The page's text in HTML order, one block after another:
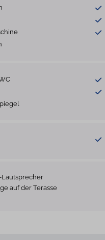
auf der Terasse